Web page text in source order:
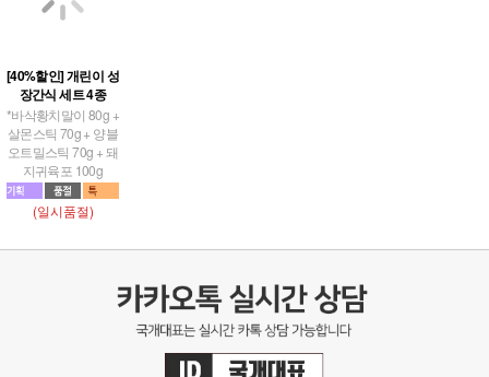
[40%할인] 개린이 성
장간식 세트 4종
*바삭황치말이 80g +
살몬스틱 70g + 양블
오트밀스틱 70g + 돼
지귀육포 100g
(일시품절)